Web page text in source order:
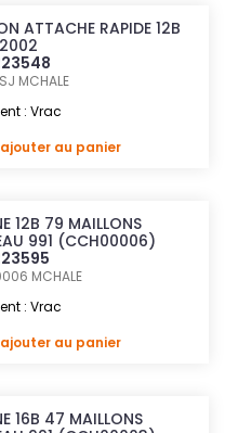
ATTACHE RAPIDE 12B
MCHALE
: Vrac
au panier
12B 79 MAILLONS
991 (CCH00006)
MCHALE
: Vrac
au panier
16B 47 MAILLONS